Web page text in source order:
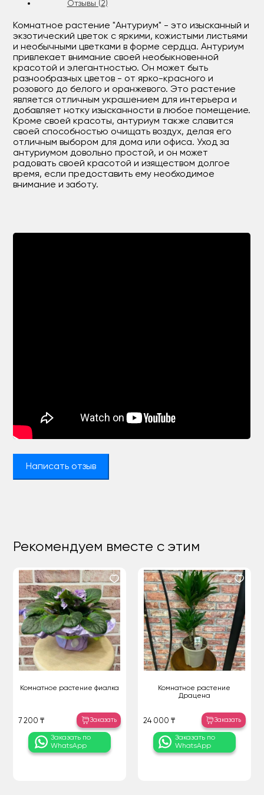
Отзывы (2)
Комнатное растение "Антуриум" - это изысканный и
экзотический цветок с яркими, кожистыми листьями
и необычными цветками в форме сердца. Антуриум
привлекает внимание своей необыкновенной
красотой и элегантностью. Он может быть
разнообразных цветов - от ярко-красного и
розового до белого и оранжевого. Это растение
является отличным украшением для интерьера и
добавляет нотку изысканности в любое помещение.
Кроме своей красоты, антуриум также славится
своей способностью очищать воздух, делая его
отличным выбором для дома или офиса. Уход за
антуриумом довольно простой, и он может
радовать своей красотой и изяществом долгое
время, если предоставить ему необходимое
внимание и заботу.
Написать отзыв
Рекомендуем вместе с этим
Комнатное растение фиалка
7 200 ₸ Заказать
Заказать по
WhatsApp
Комнатное растение
Драцена
24 000 ₸ Заказать
Заказать по
WhatsApp